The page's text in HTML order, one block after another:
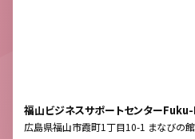
福山ビジネスサポートセンター
広島県福山市霞町1丁目10-1 まなびの